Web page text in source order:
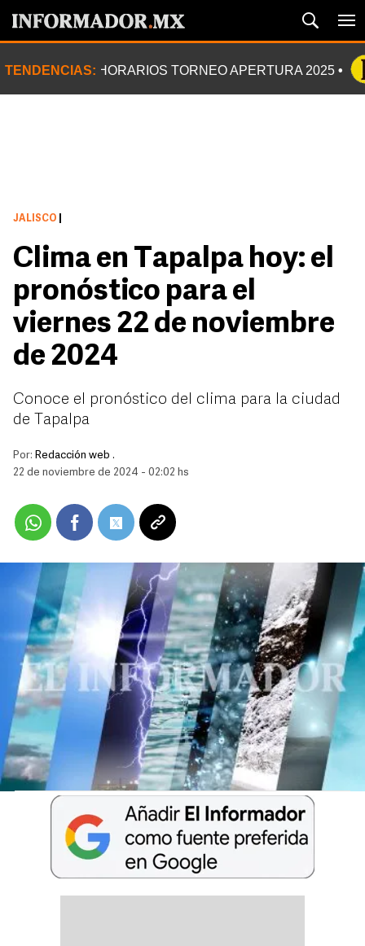
TENDENCIAS: HORARIOS TORNEO APERTURA 2025
JALISCO
Clima en Tapalpa hoy: el
pronóstico para el
viernes 22 de noviembre
de 2024
Conoce el pronóstico del clima para la ciudad
de Tapalpa
Por: Redacción web .
22 de noviembre de 2024 - 02:02 hs